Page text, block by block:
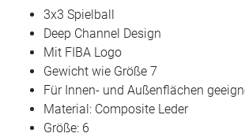
3x3 Spielball
Deep Channel Design
Mit FIBA Logo
Gewicht wie Größe 7
Für Innen- und Außenflächen
Material: Composite Leder
Größe: 6